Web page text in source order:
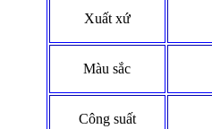
Xuất xứ
Màu sắc
Công suất